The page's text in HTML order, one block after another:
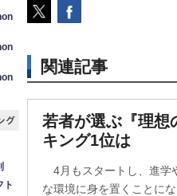
関連記事
若者が選ぶ『理想
キング1位は
4月もスタートし、進学
な環境に身を置くことに
ト